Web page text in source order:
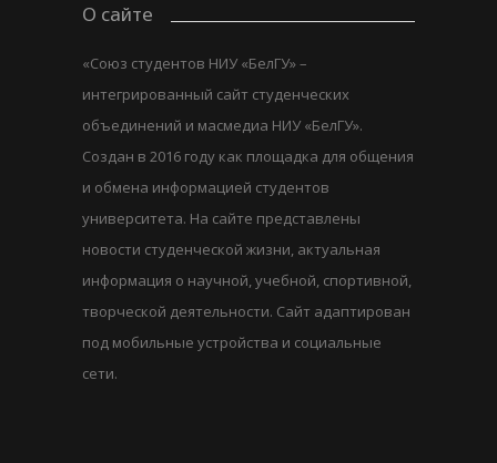
О сайте
«Союз студентов НИУ «БелГУ» –
интегрированный сайт студенческих
объединений и масмедиа НИУ «БелГУ».
Создан в 2016 году как площадка для общения
и обмена информацией студентов
университета. На сайте представлены
новости студенческой жизни, актуальная
информация о научной, учебной, спортивной,
творческой деятельности. Сайт адаптирован
под мобильные устройства и социальные
сети.